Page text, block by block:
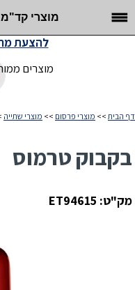
מוצרי
מוצרים
להצעת
דף הבית >> מוצרי פרסום >> מוצרי שתייה
בקבוק טרמוס
מק"ט: ET94615